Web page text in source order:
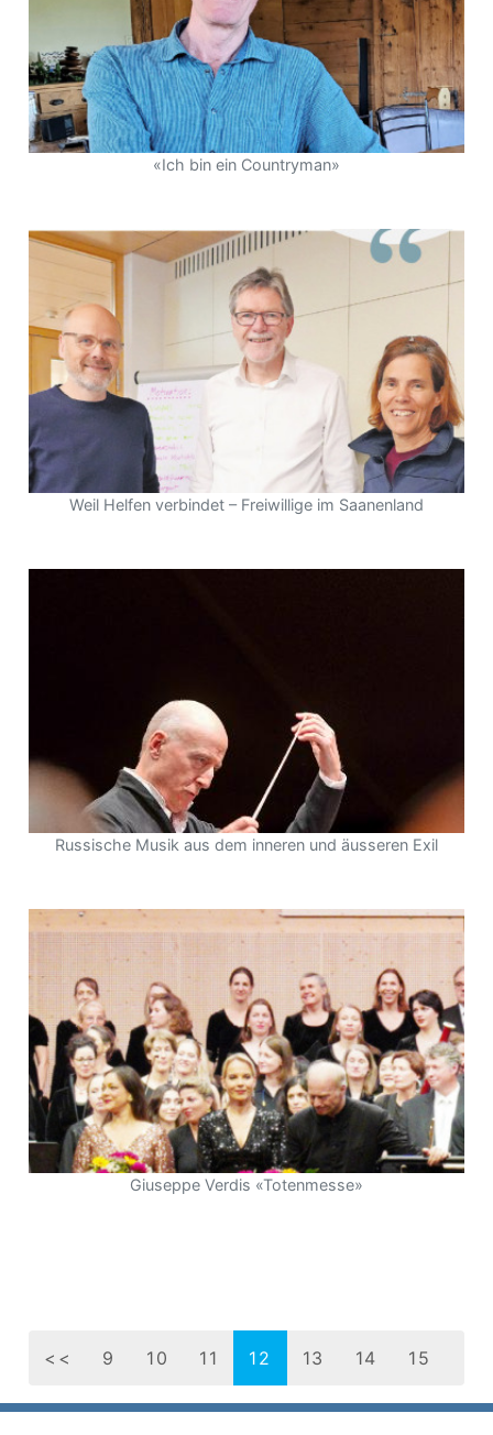
«Ich bin ein Countryman»
Weil Helfen verbindet – Freiwillige im Saanenland
Russische Musik aus dem inneren und äusseren Exil
Giuseppe Verdis «Totenmesse»
<< 9 10 11 12 13 14 15
16 17 18 19 20 >>